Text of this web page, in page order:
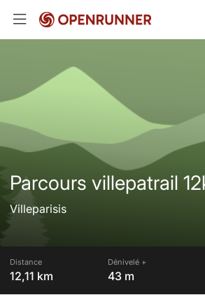
Parcours villepatrail
Villeparisis
Distance
12,11 km
Dénivelé +
43 m